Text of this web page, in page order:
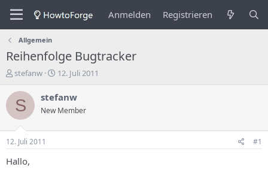
Anmelden Registrieren
Allgemein
Reihenfolge Bugtracker
E
s
t
e
r
stefanw
E
s
e
12. Juli 2011
S stefanw
New Member
12. Juli 2011 #1
Hallo,